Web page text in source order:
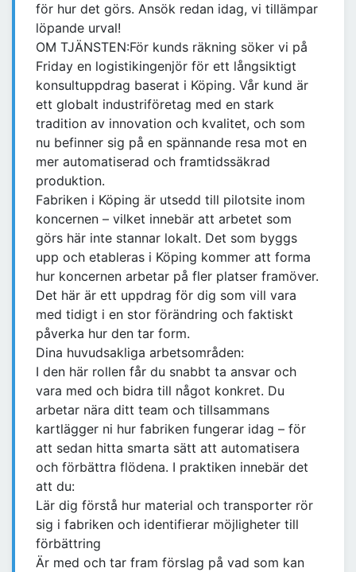
för hur det görs. Ansök redan idag, vi tillämpar
löpande urval!
OM TJÄNSTEN:För kunds räkning söker vi på
Friday en logistikingenjör för ett långsiktigt
konsultuppdrag baserat i Köping. Vår kund är
ett globalt industriföretag med en stark
tradition av innovation och kvalitet, och som
nu befinner sig på en spännande resa mot en
mer automatiserad och framtidssäkrad
produktion.
Fabriken i Köping är utsedd till pilotsite inom
koncernen – vilket innebär att arbetet som
görs här inte stannar lokalt. Det som byggs
upp och etableras i Köping kommer att forma
hur koncernen arbetar på fler platser framöver.
Det här är ett uppdrag för dig som vill vara
med tidigt i en stor förändring och faktiskt
påverka hur den tar form.
Dina huvudsakliga arbetsområden:
I den här rollen får du snabbt ta ansvar och
vara med och bidra till något konkret. Du
arbetar nära ditt team och tillsammans
kartlägger ni hur fabriken fungerar idag – för
att sedan hitta smarta sätt att automatisera
och förbättra flödena. I praktiken innebär det
att du:
Lär dig förstå hur material och transporter rör
sig i fabriken och identifierar möjligheter till
förbättring
Är med och tar fram förslag på vad som kan